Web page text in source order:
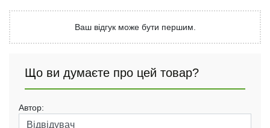
Ваш відгук може бути першим.
Що ви думаєте про цей товар?
Автор: